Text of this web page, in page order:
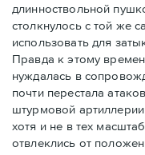
длинноствольной
столкнулось с той же
использовать для
Правда к этому
нуждалась в
почти перестала
штурмовой
хотя и не в тех
отвлеклись от